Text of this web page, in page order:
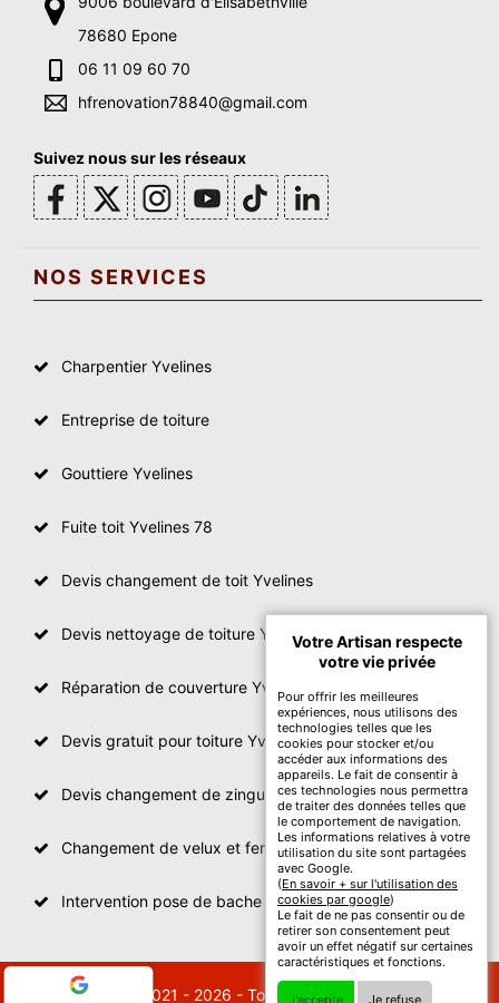
78680 Epone
06 11 09 60 70
hfrenovation78840@gmail.com
Suivez nous sur les réseaux
NOS SERVICES
Charpentier Yvelines
Entreprise de toiture
Gouttiere Yvelines
Fuite toit Yvelines 78
Devis changement de toit Yvelines
Devis nettoyage de toiture Yvelines
Réparation de couverture Yvelines
Devis gratuit pour toiture Yvelines
Devis changement de zinguerie Yvelines
Changement de velux et fenêtre de toit Yvelines
Intervention pose de bache sur toit Yvelines
© 2021 - 2026 - Tout droit réservé
Votre Artisan respecte
votre vie privée
Pour offrir les meilleures
expériences, nous utilisons des
technologies telles que les
cookies pour stocker et/ou
accéder aux informations des
appareils. Le fait de consentir à
ces technologies nous permettra
de traiter des données telles que
le comportement de navigation.
Les informations relatives à votre
utilisation du site sont partagées
avec Google.
(En savoir + sur l'utilisation des
cookies par google)
Le fait de ne pas consentir ou de
retirer son consentement peut
avoir un effet négatif sur certaines
caractéristiques et fonctions.
J'accepte Je refuse